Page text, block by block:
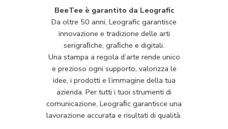
BeeTee è garantito da Leografic
Da oltre 50 anni, Leografic garantisce
innovazione e tradizione delle arti
serigraﬁche, graﬁche e digitali.
Una stampa a regola d’arte rende unico
e prezioso ogni supporto, valorizza le
idee, i prodotti e l’immagine della tua
azienda. Per tutti i tuoi strumenti di
comunicazione, Leograﬁc garantisce una
lavorazione accurata e risultati di qualità.